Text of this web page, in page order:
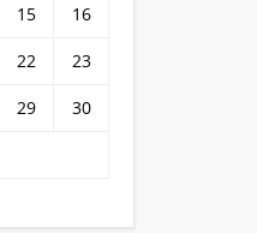
15 16
22 23
29 30